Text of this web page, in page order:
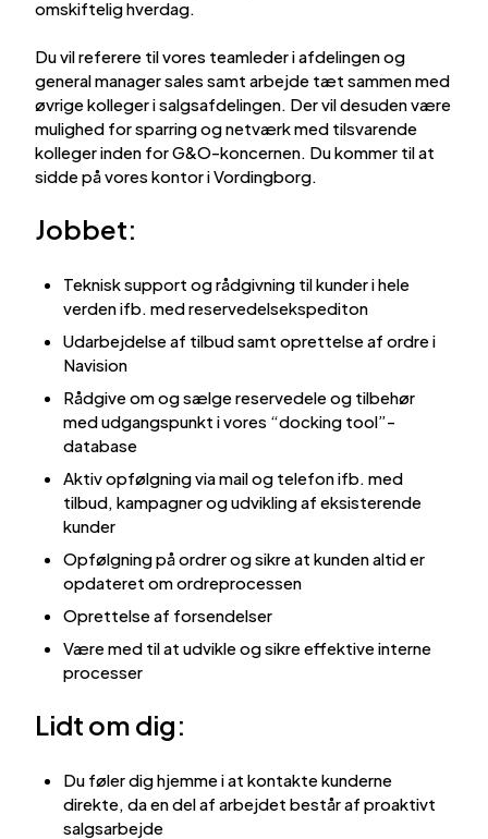
omskiftelig hverdag.
Du vil referere til vores teamleder i afdelingen og
general manager sales samt arbejde tæt sammen med
øvrige kolleger i salgsafdelingen. Der vil desuden være
mulighed for sparring og netværk med tilsvarende
kolleger inden for G&O-koncernen. Du kommer til at
sidde på vores kontor i Vordingborg.
Jobbet:
Teknisk support og rådgivning til kunder i hele
verden ifb. med reservedelsekspediton
Udarbejdelse af tilbud samt oprettelse af ordre i
Navision
Rådgive om og sælge reservedele og tilbehør
med udgangspunkt i vores “docking tool”-
database
Aktiv opfølgning via mail og telefon ifb. med
tilbud, kampagner og udvikling af eksisterende
kunder
Opfølgning på ordrer og sikre at kunden altid er
opdateret om ordreprocessen
Oprettelse af forsendelser
Være med til at udvikle og sikre effektive interne
processer
Lidt om dig:
Du føler dig hjemme i at kontakte kunderne
direkte, da en del af arbejdet består af proaktivt
salgsarbejde